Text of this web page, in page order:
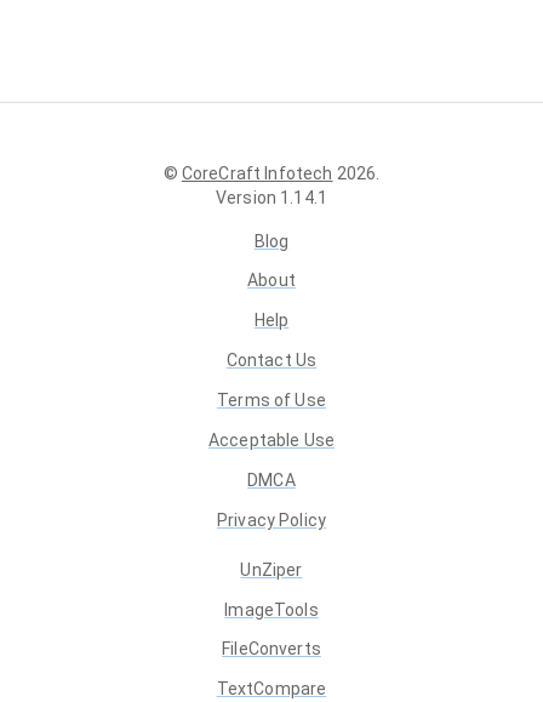
© CoreCraft Infotech 2026
Version 1.14.1
Blog
About
Help
Contact Us
Terms of Use
Acceptable Use
DMCA
Privacy Policy
UnZiper
ImageTools
FileConverts
TextCompare